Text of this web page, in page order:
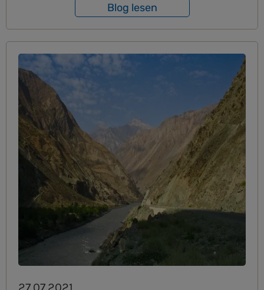
Blog lesen